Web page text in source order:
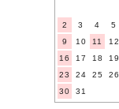
2
3 4 5
9
10 11 12
16
17 18 19
23
24 25 26
30
31